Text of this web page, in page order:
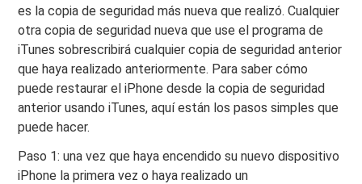
es la copia de seguridad más nueva que realizó. Cualquier
otra copia de seguridad nueva que use el programa de
iTunes sobrescribirá cualquier copia de seguridad anterior
que haya realizado anteriormente. Para saber cómo
puede restaurar el iPhone desde la copia de seguridad
anterior usando iTunes, aquí están los pasos simples que
puede hacer.
Paso 1: una vez que haya encendido su nuevo dispositivo
iPhone la primera vez o haya realizado un